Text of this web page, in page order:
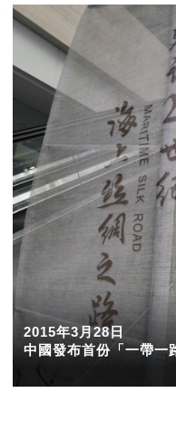
2015年3月28日
中國發布首份「一帶一